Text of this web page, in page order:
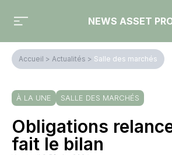
NEWS ASSET
Accueil > Actualités > Salle des marchés
À LA UNE SALLE DES MARCHÉS
Obligations
fait le bilan